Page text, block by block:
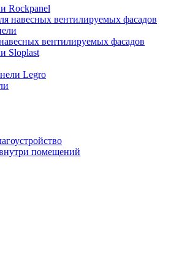
Rockpanel
навесных вентилируемых фасадов
вентилируемых фасадов
Sloplast
Legro
помещений